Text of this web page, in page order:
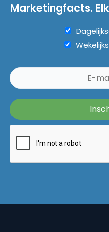
Marketingfacts.